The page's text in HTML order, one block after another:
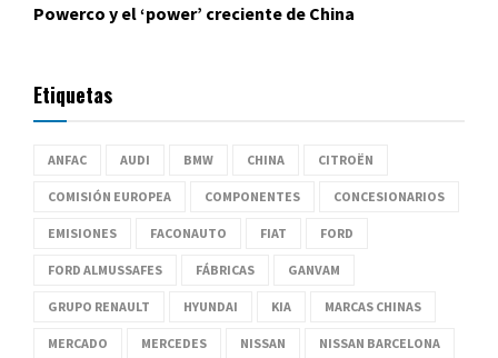
Powerco y el ‘power’ creciente de China
Etiquetas
ANFAC AUDI BMW CHINA CITROËN
COMISIÓN EUROPEA COMPONENTES CONCESIONARIOS
EMISIONES FACONAUTO FIAT FORD
FORD ALMUSSAFES FÁBRICAS GANVAM
GRUPO RENAULT HYUNDAI KIA MARCAS CHINAS
MERCADO MERCEDES NISSAN NISSAN BARCELONA